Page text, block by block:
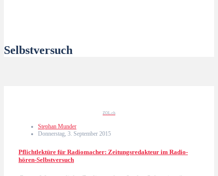
Selbstversuch
ZOL.ch
Stephan Munder
Donnerstag, 3. September 2015
Pflichtlektüre für Radiomacher: Zeitungsredakteur im Radio-
hören-Selbstversuch